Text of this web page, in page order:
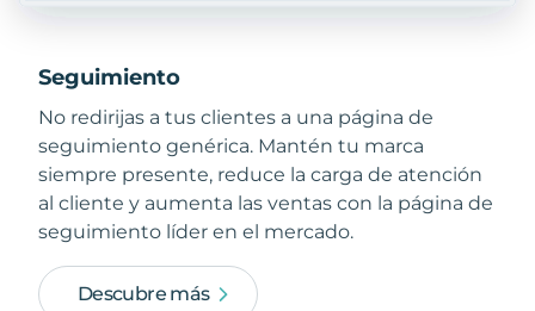
Seguimiento
No redirijas a tus clientes a una página de
seguimiento genérica. Mantén tu marca
siempre presente, reduce la carga de atención
al cliente y aumenta las ventas con la página de
seguimiento líder en el mercado.
Descubre más